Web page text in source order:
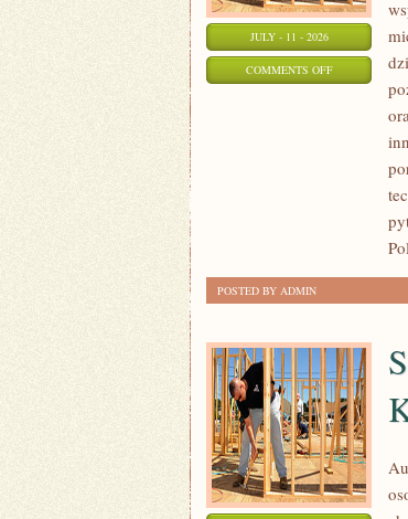
JULY - 11 - 2026
COMMENTS OFFON
POMAGAĆ?
POSTED BY ADMIN